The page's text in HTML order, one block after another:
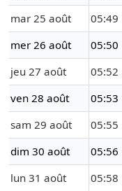
mar 25 août
05:49
mer 26 août
05:50
jeu 27 août
05:52
ven 28 août
05:53
sam 29 août
05:55
dim 30 août
05:56
lun 31 août
05:58